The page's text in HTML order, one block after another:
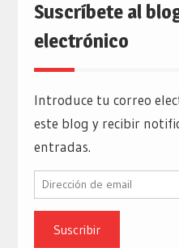
Suscríbete al
electrónico
Introduce tu correo
este blog y recibir
entradas.
Dirección
email